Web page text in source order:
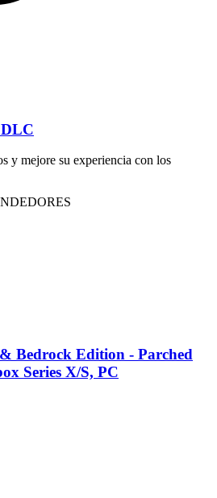
y mejore su experiencia con los
Bedrock Edition - Parched
Series X/S, PC